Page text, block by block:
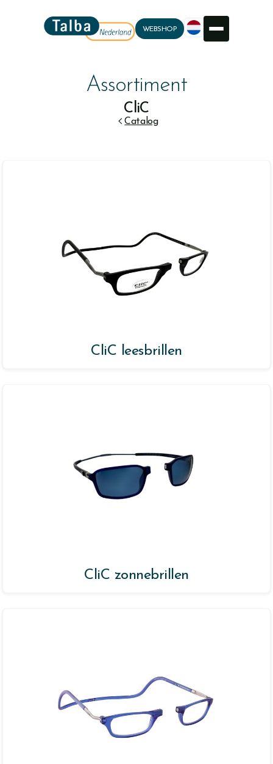
WEBSHOP
Catalog
Assortiment
CliC
CliC leesbrillen
CliC zonnebrillen